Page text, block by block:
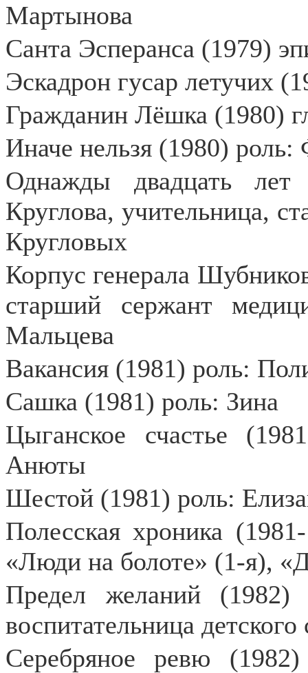
Мартынова
Санта Эсперанса (1979)
Эскадрон гусар летучих
Гражданин Лёшка (1980)
Иначе нельзя (1980) роль:
Однажды двадцать
Круглова, учительница,
Кругловых
Корпус генерала
старший сержант
Мальцева
Вакансия (1981) роль:
Сашка (1981) роль: Зина
Цыганское счастье
Анюты
Шестой (1981) роль:
Полесская хроника
«Люди на болоте» (1-я),
Предел желаний (1982)
воспитательница детского
Серебряное ревю